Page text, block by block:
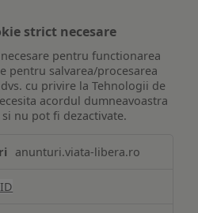
strict necesare
pentru functionarea
pentru salvarea/procesarea
cu privire la Tehnologii de
acordul dumneavoastra
nu pot fi dezactivate.
anunturi.viata-libera.ro